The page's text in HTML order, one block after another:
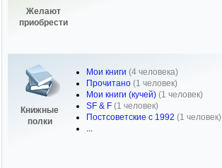
Желают
приобрести
Книжные
полки
Мои книги (4 человека)
Прочитано (1 человек)
Мои книги (кучей) (1 человек)
SF & F (1 человек)
Постсоветские с 1992 (1 человек)
...